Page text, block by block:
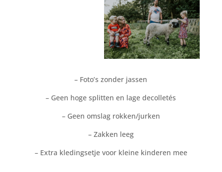
– Foto’s zonder jassen
– Geen hoge splitten en lage decolletés
– Geen omslag rokken/jurken
– Zakken leeg
– Extra kledingsetje voor kleine kinderen mee